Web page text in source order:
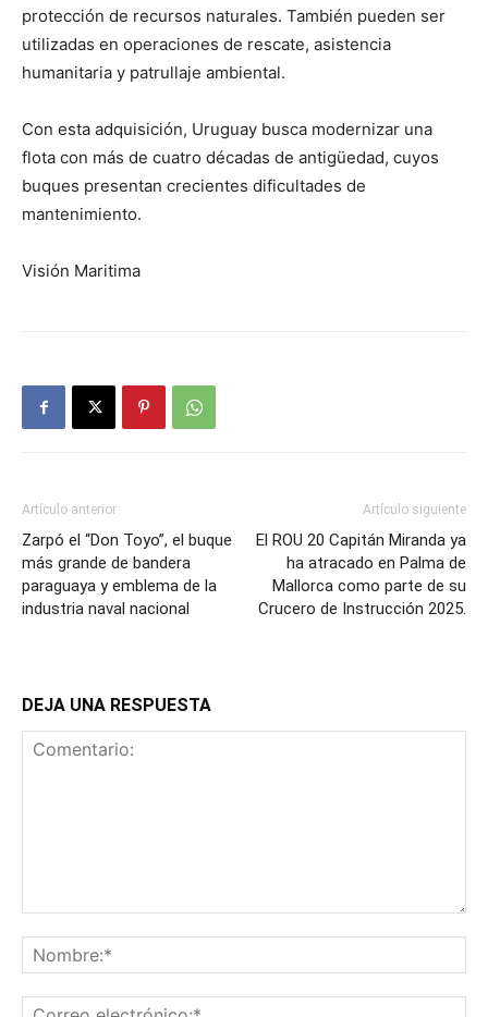
protección de recursos naturales. También pueden ser
utilizadas en operaciones de rescate, asistencia
humanitaria y patrullaje ambiental.
Con esta adquisición, Uruguay busca modernizar una
flota con más de cuatro décadas de antigüedad, cuyos
buques presentan crecientes dificultades de
mantenimiento.
Visión Maritima
Artículo anterior
Zarpó el “Don Toyo”, el buque
más grande de bandera
paraguaya y emblema de la
industria naval nacional
Artículo siguiente
El ROU 20 Capitán Miranda ya
ha atracado en Palma de
Mallorca como parte de su
Crucero de Instrucción 2025.
DEJA UNA RESPUESTA